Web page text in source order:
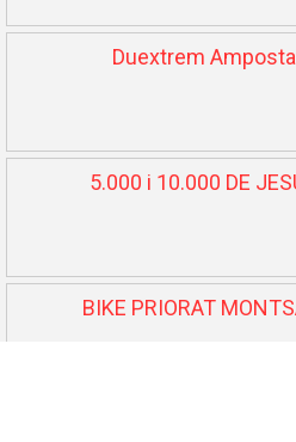
Duextrem
5.000 i 10.000 DE
BIKE PRIORAT